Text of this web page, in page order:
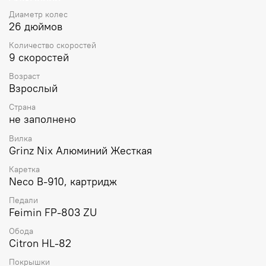
Диаметр колес
26 дюймов
Количество скоростей
9 скоростей
Возраст
Взрослый
Страна
не заполнено
Вилка
Grinz Nix Алюминий Жесткая
Каретка
Neco B-910, картридж
Педали
Feimin FP-803 ZU
Обода
Citron HL-82
Покрышки